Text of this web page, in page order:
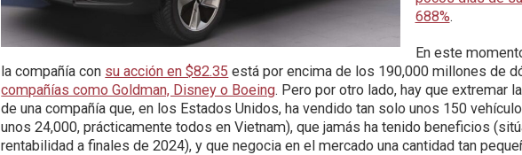
688%.
En este
la compañía con su acción en $82.35 está por encima de los 190,000 millones de
compañías como Goldman, Disney o Boeing. Pero por otro lado, hay que extremar
de una compañía que, en los Estados Unidos, ha vendido tan solo unos 150
unos 24,000, prácticamente todos en Vietnam), que jamás ha tenido beneficios
rentabilidad a finales de 2024), y que negocia en el mercado una cantidad tan